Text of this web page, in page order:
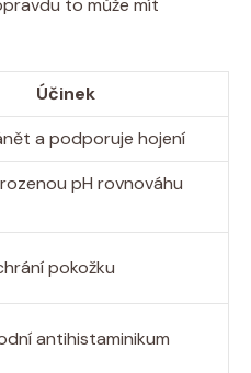
Účinek
a podporuje hojení
pH rovnováhu
pokožku
antihistaminikum